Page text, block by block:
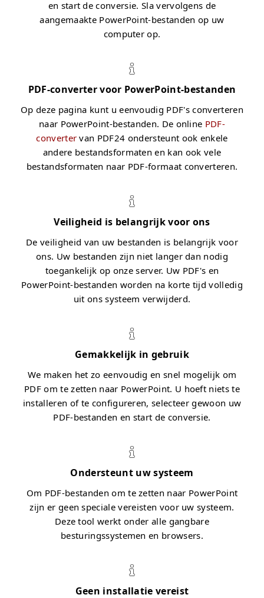
en start de conversie. Sla vervolgens de
aangemaakte PowerPoint-bestanden op uw
computer op.
PDF-converter voor PowerPoint-bestanden
Op deze pagina kunt u eenvoudig PDF's converteren
naar PowerPoint-bestanden. De online PDF-
converter van PDF24 ondersteunt ook enkele
andere bestandsformaten en kan ook vele
bestandsformaten naar PDF-formaat converteren.
Veiligheid is belangrijk voor ons
De veiligheid van uw bestanden is belangrijk voor
ons. Uw bestanden zijn niet langer dan nodig
toegankelijk op onze server. Uw PDF's en
PowerPoint-bestanden worden na korte tijd volledig
uit ons systeem verwijderd.
Gemakkelijk in gebruik
We maken het zo eenvoudig en snel mogelijk om
PDF om te zetten naar PowerPoint. U hoeft niets te
installeren of te configureren, selecteer gewoon uw
PDF-bestanden en start de conversie.
Ondersteunt uw systeem
Om PDF-bestanden om te zetten naar PowerPoint
zijn er geen speciale vereisten voor uw systeem.
Deze tool werkt onder alle gangbare
besturingssystemen en browsers.
Geen installatie vereist